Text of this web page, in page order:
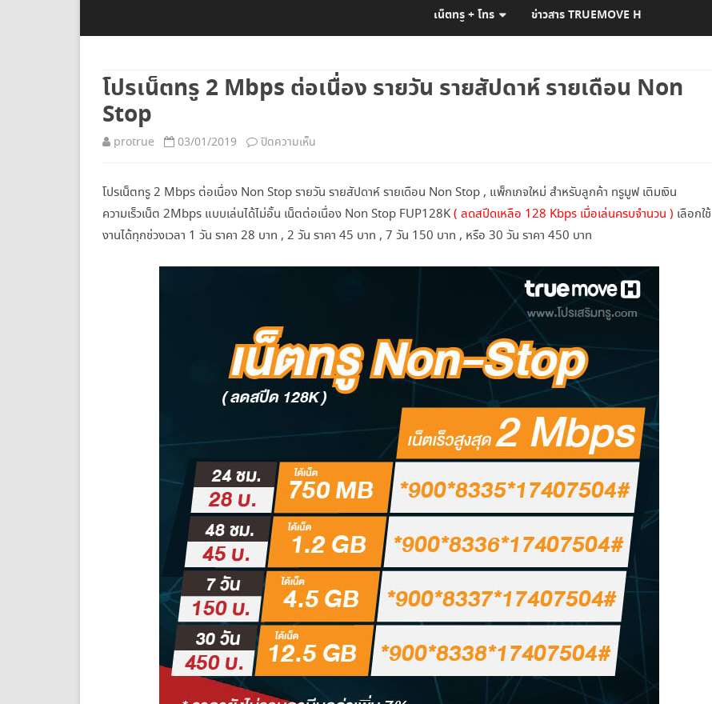
เน็ตทรู + โทร
เน็ตทรู+โทรทุกค่าย
โปรเน็ตทรู+โทร 3G SMART
โปรเน็ตทรู+โทร ISMART
โปรเน็ตทรู+โทร SMART COMBO
ข่าวสาร TRUEMOVE H
โปรเน็ตทรู 2 Mbps ต่อเนื่อง รายวัน รายสัปดาห์ รายเดือน Non
Stop
protrue 03/01/2019 ปิดความเห็น
เน็ต
ราย
วัน
ราย
เดือน
Non
โปรเน็ตทรู 2 Mbps ต่อเนื่อง Non Stop รายวัน รายสัปดาห์ รายเดือน Non Stop , แพ็กเกจใหม่ สำหรับลูกค้า ทรูมูฟ เติมเงิน
ความเร็วเน็ต 2Mbps แบบเล่นได้ไม่อั้น เน็ตต่อเนื่อง Non Stop FUP128K( ลดสปีดเหลือ 128 Kbps เมื่อเล่นครบจำนวน ) เลือกใช้
งานได้ทุกช่วงเวลา 1 วัน ราคา 28 บาท , 2 วัน ราคา 45 บาท , 7 วัน 150 บาท , หรือ 30 วัน ราคา 450 บาท